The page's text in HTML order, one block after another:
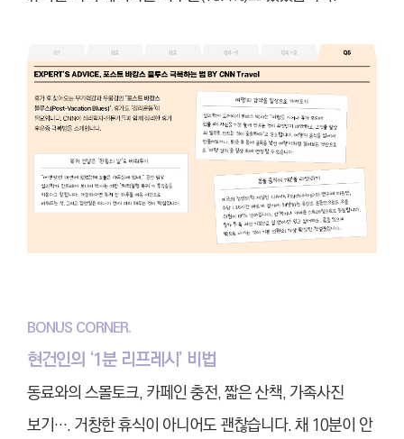
BONUS CORNER.
현건인의 ‘1분 리프레시’ 비법
동료와의 스몰토크, 카페인 충전, 짧은 산책, 가족사진
보기…. 거창한 휴식이 아니어도 괜찮습니다. 채 10분이 안